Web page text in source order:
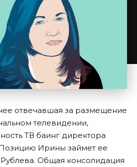
отвечавшая за размещение
телевидении,
ТВ баинг директора
Ирины займет ее
Рублева. Общая консолидация